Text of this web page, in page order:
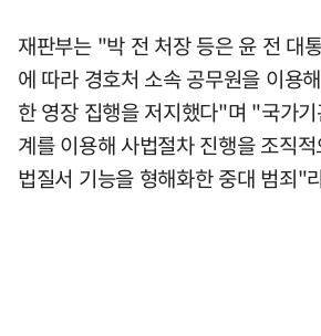
재판부는 "박 전 처장 등은 윤 전 대
에 따라 경호처 소속 공무원을 이용
한 영장 집행을 저지했다"며 "국가
계를 이용해 사법절차 진행을 조직
법질서 기능을 형해화한 중대 범죄"